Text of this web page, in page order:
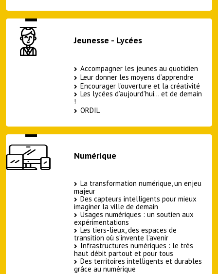
Jeunesse - Lycées
Accompagner les jeunes au quotidien
Leur donner les moyens d’apprendre
Encourager l’ouverture et la créativité
Les lycées d’aujourd’hui… et de demain
!
ORDIL
Numérique
La transformation numérique, un enjeu
majeur
Des capteurs intelligents pour mieux
imaginer la ville de demain
Usages numériques : un soutien aux
expérimentations
Les tiers-lieux, des espaces de
transition où s’invente l’avenir
Infrastructures numériques : le très
haut débit partout et pour tous
Des territoires intelligents et durables
grâce au numérique